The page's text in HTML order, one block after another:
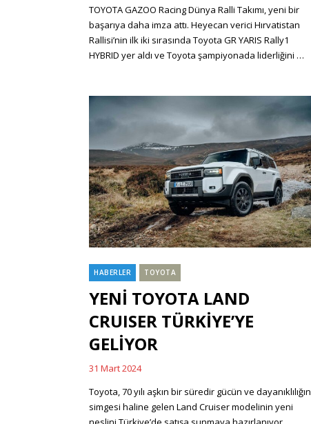
on
TOYOTA GAZOO Racing Dünya Ralli Takımı, yeni bir
başarıya daha imza attı. Heyecan verici Hırvatistan
Rallisi’nin ilk iki sırasında Toyota GR YARIS Rally1
HYBRID yer aldı ve Toyota şampiyonada liderliğini …
Categories
HABERLER TOYOTA
YENİ TOYOTA LAND
CRUISER TÜRKİYE’YE
GELİYOR
Posted
on
31 Mart 2024
Toyota, 70 yılı aşkın bir süredir gücün ve dayanıklılığın
simgesi haline gelen Land Cruiser modelinin yeni